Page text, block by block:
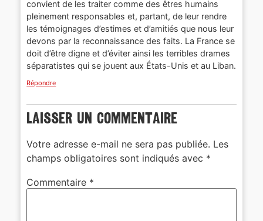
convient de les traiter comme des êtres humains
pleinement responsables et, partant, de leur rendre
les témoignages d’estimes et d’amitiés que nous leur
devons par la reconnaissance des faits. La France se
doit d’être digne et d’éviter ainsi les terribles drames
séparatistes qui se jouent aux États-Unis et au Liban.
Répondre
Laisser un commentaire
Votre adresse e-mail ne sera pas publiée. Les
champs obligatoires sont indiqués avec *
Commentaire *